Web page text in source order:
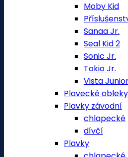
Moby Kid
Sanaa Jr.
Seal Kid 2
Sonic Jr.
Tokio Jr.
Vista
Plavecké
Plavky závodní
chlapecké
dívčí
Plavky